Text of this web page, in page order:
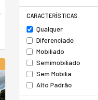
CARACTERÍSTICAS
Qualquer
Diferenciado
Mobiliado
Semimobiliado
Sem Mobília
Alto Padrão